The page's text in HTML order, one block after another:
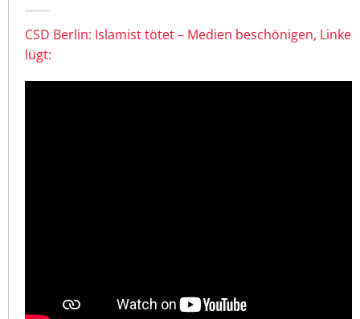
CSD Berlin: Islamist tötet – Medien beschönigen, Linke
lügt: